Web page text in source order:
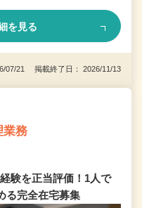
を見る
07/21 掲載終了日： 2026/11/13
業務
験を正当評価！1⼈で
る完全在宅募集